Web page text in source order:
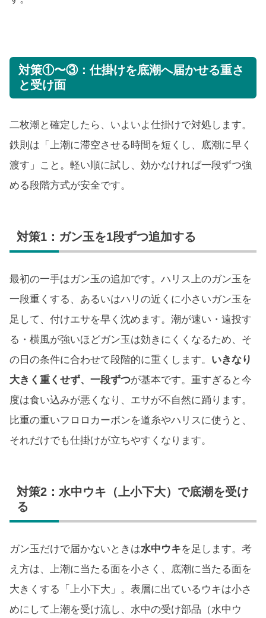
対策①〜③：仕掛けを底潮へ届かせる重さ
と受け面
二枚潮と確定したら、いよいよ仕掛けで対処します。
鉄則は「上潮に滞空させる時間を短くし、底潮に早く
渡す」こと。軽い順に試し、効かなければ一段ずつ強
める段階方式が安全です。
対策1：ガン玉を1段ずつ追加する
最初の一手はガン玉の追加です。ハリス上のガン玉を
一段重くする、あるいはハリの近くに小さいガン玉を
足して、付けエサを早く沈めます。潮が速い・遠投す
る・横風が強いほどガン玉は効きにくくなるため、そ
の日の条件に合わせて段階的に重くします。 いきなり
大きく重くせず、一段ずつが基本です。重すぎると今
度は食い込みが悪くなり、エサが不自然に踊ります。
比重の重いフロロカーボンを道糸やハリスに使うと、
それだけでも仕掛けが立ちやすくなります。
対策2：水中ウキ（上小下大）で底潮を受け
る
ガン玉だけで届かないときは水中ウキを足します。考
え方は、上潮に当たる面を小さく、底潮に当たる面を
大きくする「上小下大」。表層に出ているウキは小さ
めにして上潮を受け流し、水中の受け部品（水中ウ